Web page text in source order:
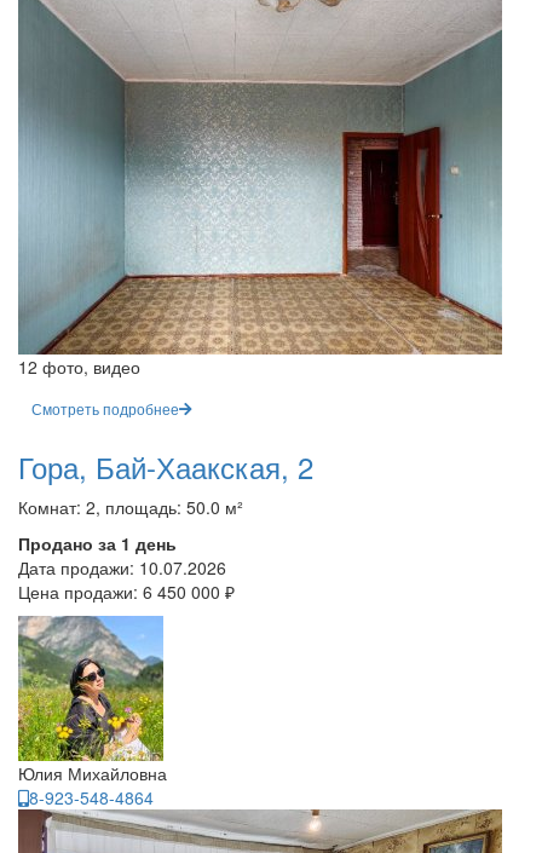
12 фото, видео
Смотреть подробнее
Гора, Бай-Хаакская, 2
Комнат: 2, площадь: 50.0 м²
Продано за 1 день
Дата продажи: 10.07.2026
Цена продажи: 6 450 000 ₽
Юлия Михайловна
8-923-548-4864